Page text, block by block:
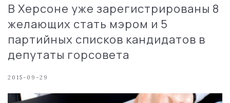
В Херсоне уже зарегистрированы 8
желающих стать мэром и 5
партийных списков кандидатов в
депутаты горсовета
2015-09-29